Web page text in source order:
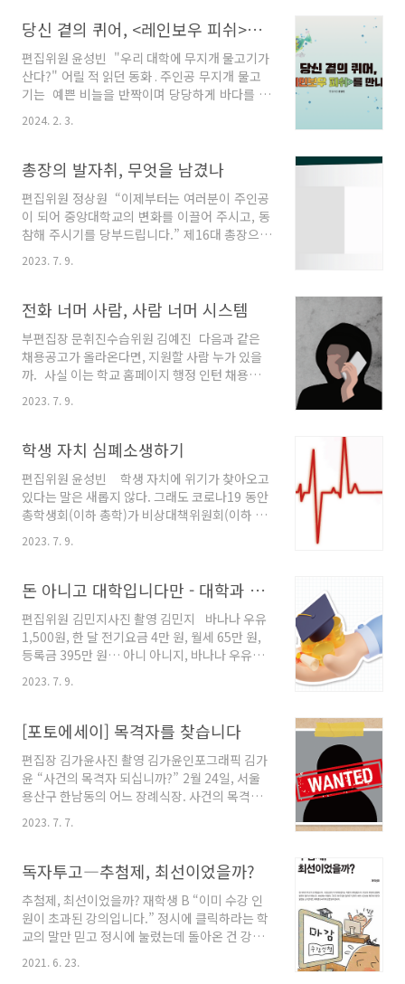
나은 학생사회로 나아가 보자. Q. 12월 3일 ..
내모는 것으로 복수를 하는구나. 손이 다 튼
다. 교섭 좀 하자고 장소를 요청했더니 우리에게
시설이용권한이 없단다. 우리는 무슨 기계인
가? 청소만 하는? 2013년 12월 13일 금요일 파
업하는 중이다. 모두 밖으로 나왔다. 남편은 파업
하고 시위하면 나더러 경찰서에 가는 거 아니냐
한다. 우리는 사람이니까. 올 겨울이 너무 춥..
당신 곁의 퀴어, <레인보우 피쉬>를 만나다
편집위원 윤성빈 "우리 대학에 무지개 물고기가
산다?" 어릴 적 읽던 동화 . 주인공 무지개 물고
기는 예쁜 비늘을 반짝이며 당당하게 바다를 헤
이며 매력을 마음껏 뽐낼 수 있는 안전한 곳이
정해봅시다. 무지개 물고기에게 이곳은 안전할
까요? 여기 우리 학교에 사는 무지개 물고기들
이 있습니다. 봄과는 또다른 설렘을 가진, 겨울
의 캠퍼스에서 청룡탕으로 다시 돌아온 레인보
우 피쉬의 이남기 씨와 권미강 씨를 소개합니
다. - 자기소개 부탁드립니다.남기: 안녕하세요.
피쉬의 운영진 일원으로 활동하고 있어요. - 레인
보우피쉬는 어떤 곳인..
2024. 2. 3.
총장의 발자취, 무엇을 남겼나
편집위원 정상원 “이제부터는 여러분이 주인공
이 되어 중앙대학교의 변화를 이끌어 주시고, 동
참해 주시기를 당부드립니다.” 제16대 총장으로
한 발언이다. 이날 취임식은 코로나19 확산 우려
박 총장은 취임식에서 “학령인구의 감소, 등록금
동결로 악화된 재정, 학문의 융합화 등 수 없이 많
은 난제들이 놓여있다” 말했다. 박 총장은 중앙대
이사회 의결을 거쳐 지난 2020년 3월 2일 취임했
다. 기본 임기 2년을 마친 2021년 12월에는 중임
이 결정됐다. 이제 남은 임기는 약 8개월이다. 박
한 국정과제로 지목됐고 최근 비..
2023. 7. 9.
전화 너머 사람, 사람 너머 시스템
부편집장 문휘진수습위원 김예진 다음과 같은
채용공고가 올라온다면, 지원할 사람 누가 있을
까. 사실 이는 학교 홈페이지 행정 인턴 채용공고
를 참고해 제작했다. 행정 인턴은 누구일까? 행
정 인턴은 중앙대학교 각 학과(부) 사무실이나 행
동하기 쉽지만, 엄연히 다르다. 대학원 신입생 및
또는 졸업 예정자를 대상으로 모집한다. 급여와
근무 형태도 다르다. 조교는 장학금 형태로 등록
금을 고지 감면 받지만, 행정 인턴은 월급을 받는
직장인이다. 행정 인턴은 9시부터 6시까지 풀타
력직이 졸업생 신분을 대상으로 직원을 뽑는 이..
2023. 7. 9.
학생 자치 심폐소생하기
편집위원 윤성빈 학생 자치에 위기가 찾아오고
있다는 말은 새롭지 않다. 그래도 코로나19 동안
총학생회(이하 총학)가 비상대책위원회(이하 비
대위) 체제로 전환되면서는 학생 자치가 진짜 끝
났다는 이야기가 나돌았다. 한 번 비대위로 전환
어렵다며 말이다. 다행히도 기우였던 것 같다.
롯한 대형 행사를 전면 재개하면서 학생 자치에
대한 관심이 되살아난 듯하다. 비대위 이후 등장
한 총학생회 선거운동본부 ‘그린’은 재선거 없이
당선됐다. 마찬가지로 비대위 체제에서의 한 해
‘더하다’와 ‘ON’이란 이름을 내걸었다. 단과대..
2023. 7. 9.
돈 아니고 대학입니다만 - 대학과 등록금, 그 공론장을 열다
편집위원 김민지사진 촬영 김민지 바나나 우유
1,500원, 한 달 전기요금 4만 원, 월세 65만 원,
등록금 395만 원… 아니 아니지, 바나나 우유는
200원이 올랐고, 공공요금은 평균 4천 원씩, 월
세는 5만원이, 그리고.. 그리고 등록금도? 어라,
사장학금 한 학기 30만 원, 2023년 최저시급
9,620원… 이건 오를 가망이 안보이네.. 내 주머
니에 들어오는 돈은 점점 줄어드는데 내야 할 비
용만 많아지면 대체 어쩌란 거야!? 지난해 말,
정부로부터 “등록금 인상 규제를 완화할 수 있
다”는 이야기가 대두됐다. 실제로 교대를 중심으
인상 논의가 이..
2023. 7. 9.
[포토에세이] 목격자를 찾습니다
편집장 김가윤사진 촬영 김가윤인포그래픽 김가
윤 “사건의 목격자 되십니까?” 2월 24일, 서울
용산구 한남동의 어느 장례식장. 사건의 목격자
분위기나 침통한 표정 대신 빨간 장미와 웃음소
화환이 나란히 서 있었다. 여성혐오가 낭자한 사
회에 대한 고별과 그 사회에서 웃게 될 여성들을
향한 인사가 교차했다. 이날은 국제앰네스티 한
국지부와 중앙대학교 서울캠퍼스 제8대 성평등
위원회(이하 성평위) ‘뿌리’가 공동 기획한 전시
‘사건의 (목격자)주인공을 찾습니다’가 열리는 날
2023. 7. 7.
독자투고―추첨제, 최선이었을까?
추첨제, 최선이었을까? 재학생 B “이미 수강 인
원이 초과된 강의입니다.” 정시에 클릭하라는 학
교의 말만 믿고 정시에 눌렀는데 돌아온 건 강의
다섯 번은 넘게 해봤건만 어째 평소보다 수강신
2021. 6. 23.